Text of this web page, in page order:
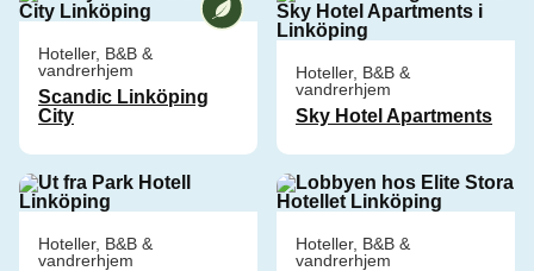
Hoteller, B&B &
vandrerhjem
Scandic Linköping
City
Hoteller, B&B &
vandrerhjem
Sky Hotel Apartments
Hoteller, B&B &
vandrerhjem
Hoteller, B&B &
vandrerhjem